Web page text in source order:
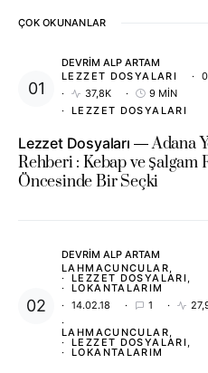
ÇOK OKUNANLAR
DEVRIM ALP ARTAM
LEZZET DOSYALARI
37,8K
9 MIN
LEZZET DOSYALARI
Lezzet Dosyaları
Adana
Rehberi : Kebap ve Şalgam
Öncesinde Bir Seçki
DEVRIM ALP ARTAM
LAHMACUNCULAR
LEZZET DOSYALARI
LOKANTALARIM
14.02.18
1
LAHMACUNCULAR
LEZZET DOSYALARI
LOKANTALARIM